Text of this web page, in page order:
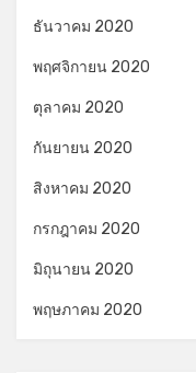
ธันวาคม 2020
พฤศจิกายน 2020
ตุลาคม 2020
กันยายน 2020
สิงหาคม 2020
กรกฎาคม 2020
มิถุนายน 2020
พฤษภาคม 2020